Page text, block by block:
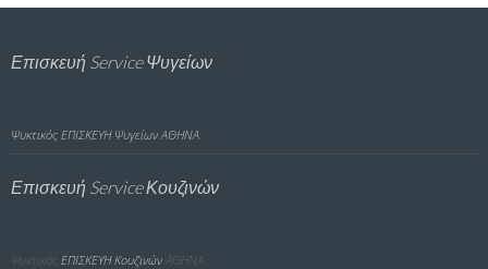
Επισκευή Service Ψυγείων
Ψυκτικός ΕΠΙΣΚΕΥΗ Ψυγείων ΑΘΗΝΑ
Επισκευή Service Κουζινών
Ψυκτικός ΕΠΙΣΚΕΥΗ ΚουζινώνΑΘΗΝΑ